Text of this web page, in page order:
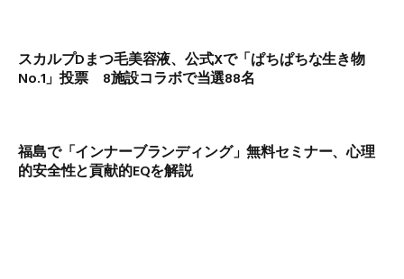
スカルプDまつ毛美容液、公式Xで「ぱちぱちな生き物
No.1」投票 8施設コラボで当選88名
福島で「インナーブランディング」無料セミナー、心理
的安全性と貢献的EQを解説